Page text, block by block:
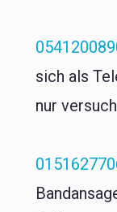
sich als
nur